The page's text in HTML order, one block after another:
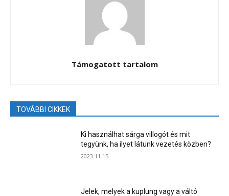
Támogatott tartalom
TOVÁBBI CIKKEK
Ki használhat sárga villogót és mit
tegyünk, ha ilyet látunk vezetés közben?
2023.11.15.
Jelek, melyek a kuplung vagy a váltó